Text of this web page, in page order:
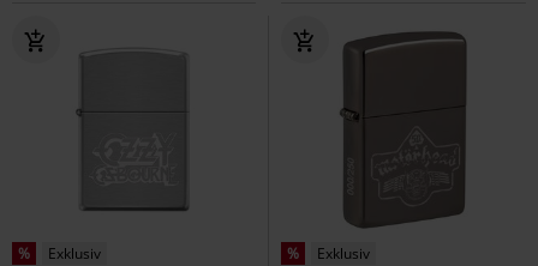
% Exklusiv % Exklusiv